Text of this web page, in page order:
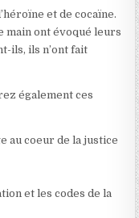
et de cocaïne.
main ont évoqué leurs
ils, ils n’ont fait
également ces
au coeur de la justice
et les codes de la